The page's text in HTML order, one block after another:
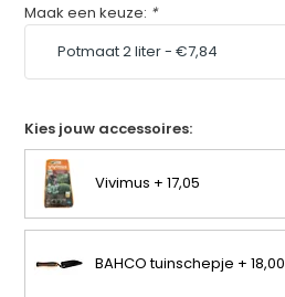
Maak een keuze: *
Kies jouw accessoires:
Vivimus + 17,05
BAHCO tuinschepje + 18,00